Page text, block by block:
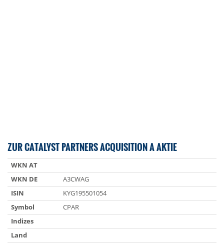
ZUR CATALYST PARTNERS ACQUISITION A AKTIE
WKN AT
WKN DE
A3CWAG
ISIN
KYG195501054
Symbol
CPAR
Indizes
Land